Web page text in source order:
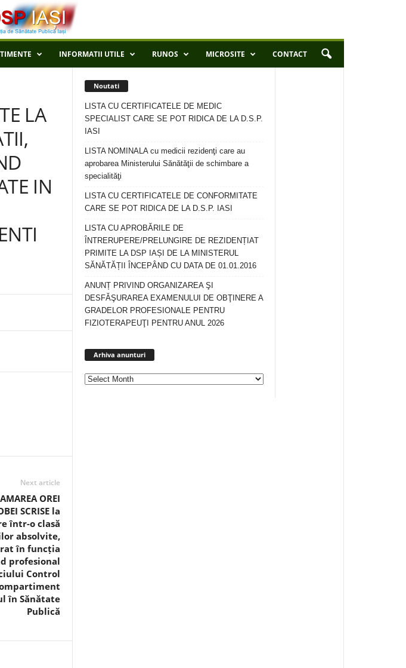
INFORMATII UTILE RUNOS MICROSITE CONTACT
LA
IN
Next article
OREI
SCRISE la
într-o clasă
absolvite,
în funcția
profesional
Control
în Sănătate
Publică
Noutati
LISTA CU CERTIFICATELE DE MEDIC
SPECIALIST CARE SE POT RIDICA DE LA D.S.P.
IASI
LISTA NOMINALA cu medicii rezidenţi care au
aprobarea Ministerului Sănătăţii de schimbare a
specialităţi
LISTA CU CERTIFICATELE DE CONFORMITATE
CARE SE POT RIDICA DE LA D.S.P. IASI
LISTA CU APROBĂRILE DE
ÎNTRERUPERE/PRELUNGIRE DE REZIDENȚIAT
PRIMITE LA DSP IAȘI DE LA MINISTERUL
SĂNĂTĂȚII ÎNCEPÂND CU DATA DE 01.01.2016
ANUNȚ PRIVIND ORGANIZAREA ŞI
DESFĂŞURAREA EXAMENULUI DE OBŢINERE A
GRADELOR PROFESIONALE PENTRU
FIZIOTERAPEUŢI PENTRU ANUL 2026
Arhiva anunturi